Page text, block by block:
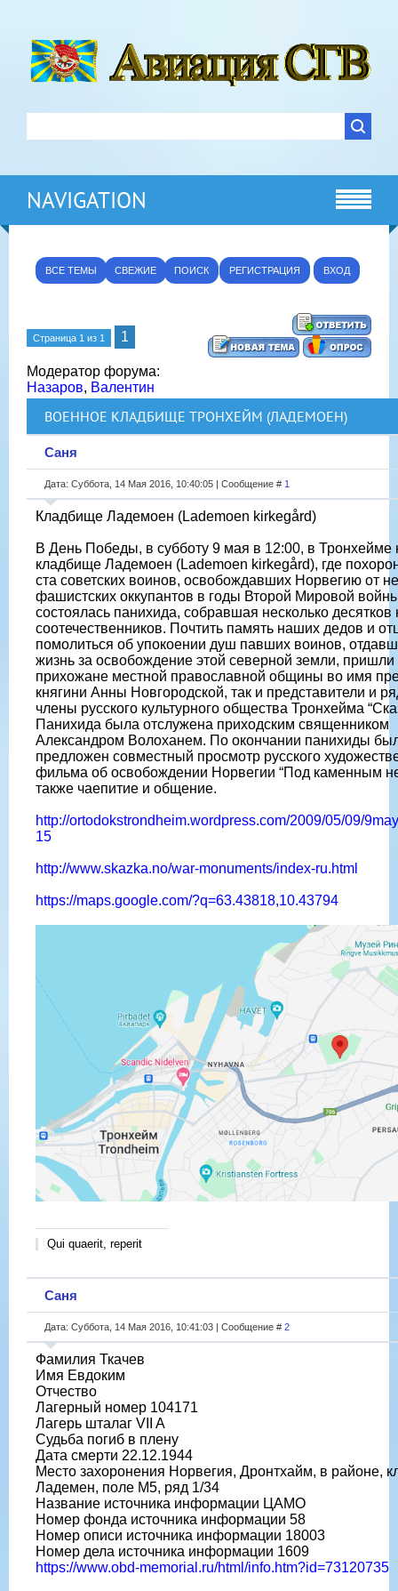
NAVIGATION
ВСЕ ТЕМЫ СВЕЖИЕ ПОИСК РЕГИСТРАЦИЯ ВХОД
Страница 1 из 1 1
Модератор форума:
Назаров, Валентин
ВОЕННОЕ КЛАДБИЩЕ ТРОНХЕЙМ (ЛАДЕМОЕН)
Саня
Дата: Суббота, 14 Мая 2016, 10:40:05 | Сообщение # 1
Кладбище Ладемоен (Lademoen kirkegård)
В День Победы, в субботу 9 мая в 12:00, в Тронхейме
кладбище Ладемоен (Lademoen kirkegård), где
ста советских воинов, освобождавших Норвегию от
фашистских оккупантов в годы Второй Мировой
состоялась панихида, собравшая несколько
соотечественников. Почтить память наших дедов и
помолиться об упокоении душ павших воинов,
жизнь за освобождение этой северной земли, пришли
прихожане местной православной общины во имя
княгини Анны Новгородской, так и представители и
члены русского культурного общества Тронхейма
Панихида была отслужена приходским священником
Александром Волоханем. По окончании панихиды
предложен совместный просмотр русского
фильма об освобождении Норвегии “Под каменным
также чаепитие и общение.
http://ortodokstrondheim.wordpress.com/2009/05/09/
15
http://www.skazka.no/war-monuments/index-ru.html
https://maps.google.com/?q=63.43818,10.43794
Qui quaerit, reperit
Саня
Дата: Суббота, 14 Мая 2016, 10:41:03 | Сообщение # 2
Фамилия Ткачев
Имя Евдоким
Отчество
Лагерный номер 104171
Лагерь шталаг VII A
Судьба погиб в плену
Дата смерти 22.12.1944
Место захоронения Норвегия, Дронтхайм, в районе,
Ладемен, поле М5, ряд 1/34
Название источника информации ЦАМО
Номер фонда источника информации 58
Номер описи источника информации 18003
Номер дела источника информации 1609
https://www.obd-memorial.ru/html/info.htm?id=73120735